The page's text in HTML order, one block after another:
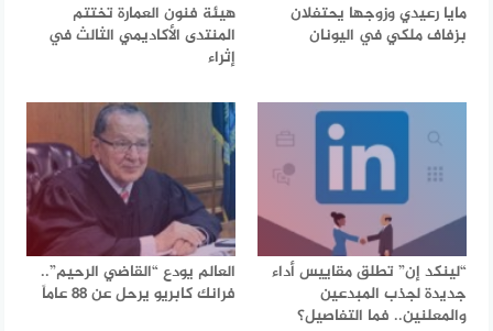
مايا رعيدي وزوجها يحتفلان
بزفاف ملكي في اليونان
هيئة فنون العمارة تختتم
المنتدى الأكاديمي الثالث في
إثراء
“لينكد إن” تطلق مقاييس أداء
جديدة لجذب المبدعين
والمعلنين.. فما التفاصيل؟
العالم يودع “القاضي الرحيم”..
فرانك كابريو يرحل عن 88 عاماً